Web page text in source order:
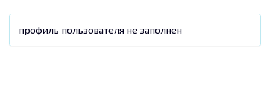
профиль пользователя не заполнен